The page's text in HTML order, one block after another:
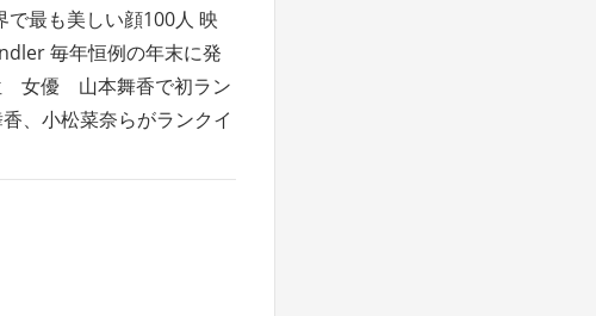
で最も美しい顔100人 映
毎年恒例の年末に発
女優 山本舞香で初ラン
、小松菜奈らがランクイ